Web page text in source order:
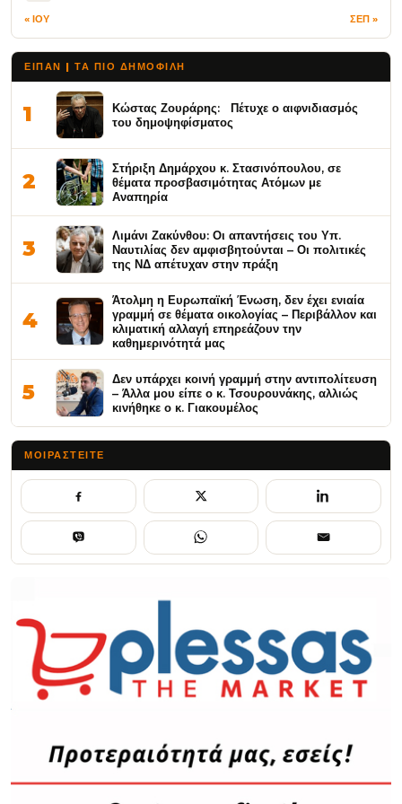
« ΙΟΥ ΣΕΠ »
ΕΙΠΑΝ | ΤΑ ΠΙΟ ΔΗΜΟΦΙΛΉ
1
Κώστας Ζουράρης: Πέτυχε ο αιφνιδιασμός
του δημοψηφίσματος
2
Στήριξη Δημάρχου κ. Στασινόπουλου, σε
θέματα προσβασιμότητας Ατόμων με
Αναπηρία
3
Λιμάνι Ζακύνθου: Οι απαντήσεις του Υπ.
Ναυτιλίας δεν αμφισβητούνται – Οι πολιτικές
της ΝΔ απέτυχαν στην πράξη
4
Άτολμη η Ευρωπαϊκή Ένωση, δεν έχει ενιαία
γραμμή σε θέματα οικολογίας – Περιβάλλον και
κλιματική αλλαγή επηρεάζουν την
καθημερινότητά μας
5
Δεν υπάρχει κοινή γραμμή στην αντιπολίτευση
– Άλλα μου είπε ο κ. Τσουρουνάκης, αλλιώς
κινήθηκε ο κ. Γιακουμέλος
ΜΟΙΡΑΣΤΕΊΤΕ